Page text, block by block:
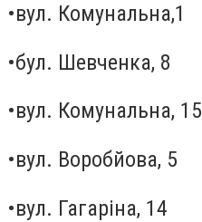
•вул. Комунальна,1
•бул. Шевченка, 8
•вул. Комунальна, 15
•вул. Воробйова, 5
•вул. Гагаріна, 14